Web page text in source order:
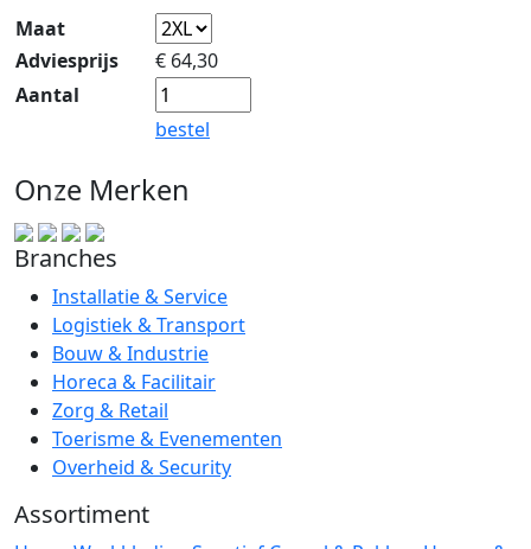
Maat
Adviesprijs
€ 64,30
Aantal
bestel
Onze Merken
Branches
Installatie & Service
Logistiek & Transport
Bouw & Industrie
Horeca & Facilitair
Zorg & Retail
Toerisme & Evenementen
Overheid & Security
Assortiment